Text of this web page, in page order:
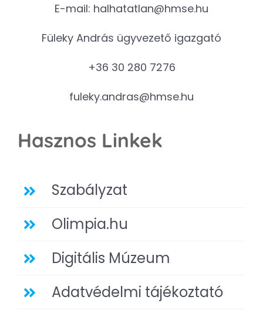
E-mail: halhatatlan@hmse.hu
Füleky András ügyvezető igazgató
+36 30 280 7276
fuleky.andras@hmse.hu
Hasznos Linkek
Szabályzat
Olimpia.hu
Digitális Múzeum
Adatvédelmi tájékoztató